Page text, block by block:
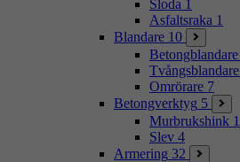
Sloda 1
Asfaltsraka 1
Blandare 10
Betongblandare
Tvångsblandare
Omrörare 7
Betongverktyg 5
Murbrukshink 1
Slev 4
Armering 32